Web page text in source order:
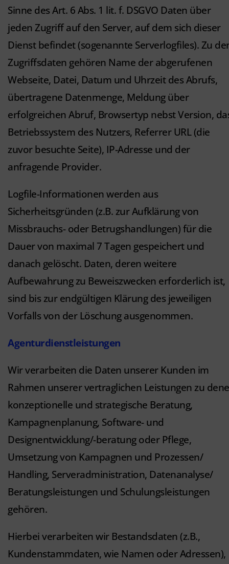
Sinne des Art. 6 Abs. 1 lit. f. DSGVO Daten über
jeden Zugriff auf den Server, auf dem sich dieser
Dienst befindet (sogenannte Serverlogfiles). Zu
Zugriffsdaten gehören Name der abgerufenen
Webseite, Datei, Datum und Uhrzeit des Abrufs,
übertragene Datenmenge, Meldung über
erfolgreichen Abruf, Browsertyp nebst Version,
Betriebssystem des Nutzers, Referrer URL (die
zuvor besuchte Seite), IP-Adresse und der
anfragende Provider.
Logfile-Informationen werden aus
Sicherheitsgründen (z.B. zur Aufklärung von
Missbrauchs- oder Betrugshandlungen) für die
Dauer von maximal 7 Tagen gespeichert und
danach gelöscht. Daten, deren weitere
Aufbewahrung zu Beweiszwecken erforderlich ist,
sind bis zur endgültigen Klärung des jeweiligen
Vorfalls von der Löschung ausgenommen.
Agenturdienstleistungen
Wir verarbeiten die Daten unserer Kunden im
Rahmen unserer vertraglichen Leistungen zu
konzeptionelle und strategische Beratung,
Kampagnenplanung, Software- und
Designentwicklung/-beratung oder Pflege,
Umsetzung von Kampagnen und Prozessen/
Handling, Serveradministration, Datenanalyse/
Beratungsleistungen und Schulungsleistungen
gehören.
Hierbei verarbeiten wir Bestandsdaten (z.B.,
Kundenstammdaten, wie Namen oder Adressen),